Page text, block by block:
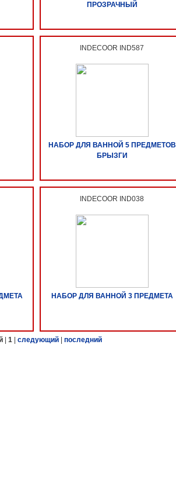
ПРОЗРАЧНЫЙ
INDECOOR IND587
НАБОР ДЛЯ ВАННОЙ 5 ПРЕДМЕТОВ
БРЫЗГИ
INDECOOR IND038
НАБОР ДЛЯ ВАННОЙ 3 ПРЕДМЕТА
1 следующий последний